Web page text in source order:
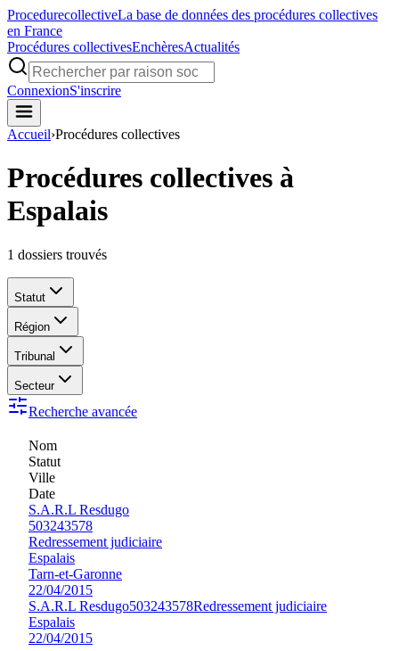
ProcedurecollectiveLa base de données des procédures collectives
en France
Procédures collectivesEnchèresActualités
ConnexionS'inscrire
Accueil›Procédures collectives
Procédures collectives à
Espalais
1 dossiers trouvés
Statut
Région
Tribunal
Secteur
Recherche avancée
Nom
Statut
Ville
Date
S.A.R.L Resdugo
503243578
Redressement judiciaire
Espalais
Tarn-et-Garonne
22/04/2015
S.A.R.L Resdugo503243578Redressement judiciaire
Espalais
22/04/2015